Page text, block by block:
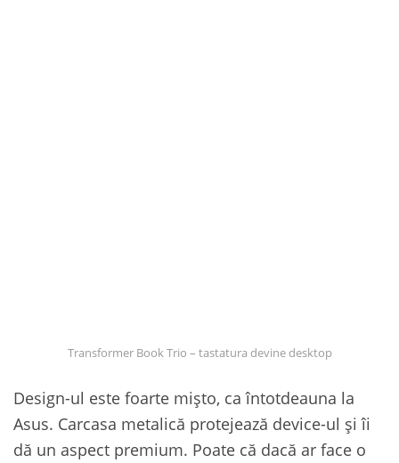
Transformer Book Trio – tastatura devine desktop
Design-ul este foarte mișto, ca întotdeauna la
Asus. Carcasa metalică protejează device-ul și îi
dă un aspect premium. Poate că dacă ar face o